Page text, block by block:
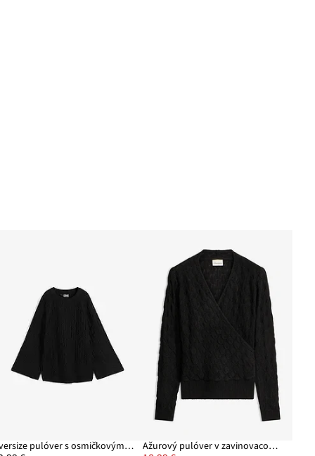
Oversize pulóver s osmičkovým vzorom Ažurový pulóver v zavinovacom vzhľade